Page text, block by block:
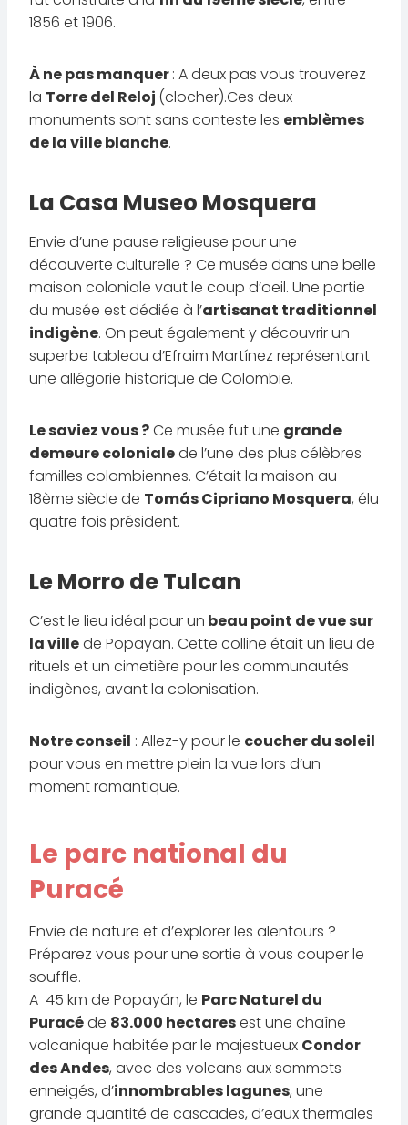
1856 et 1906.
À ne pas manquer: A deux pas vous trouverez
la Torre del Reloj (clocher).Ces deux
monuments sont sans conteste les emblèmes
de la ville blanche.
La Casa Museo Mosquera
Envie d’une pause religieuse pour une
découverte culturelle ? Ce musée dans une belle
maison coloniale vaut le coup d’oeil. Une partie
du musée est dédiée à l’artisanat traditionnel
indigène. On peut également y découvrir un
superbe tableau d’Efraim Martínez représentant
une allégorie historique de Colombie.
Le saviez vous ?Ce musée fut une grande
demeure colonialede l’une des plus célèbres
familles colombiennes. C’était la maison au
18ème siècle de Tomás Cipriano Mosquera, élu
quatre fois président.
Le Morro de Tulcan
C’est le lieu idéal pour un beau point de vue sur
la villede Popayan. Cette colline était un lieu de
rituels et un cimetière pour les communautés
indigènes, avant la colonisation.
Notre conseil : Allez-y pour le coucher du soleil
pour vous en mettre plein la vue lors d’un
moment romantique.
Le parc national du
Puracé
Envie de nature et d’explorer les alentours ?
Préparez vous pour une sortie à vous couper le
souffle.
A 45 km de Popayán, le Parc Naturel du
Puracéde 83.000 hectaresest une chaîne
volcanique habitée par le majestueux Condor
des Andes, avec des volcans aux sommets
enneigés, d’innombrables lagunes, une
grande quantité de cascades, d’eaux thermales